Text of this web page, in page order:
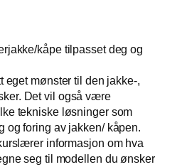
kåpe tilpasset deg og
eget mønster til den jakke-,
Det vil også være
tekniske løsninger som
og foring av jakken/ kåpen.
informasjon om hva
seg til modellen du ønsker